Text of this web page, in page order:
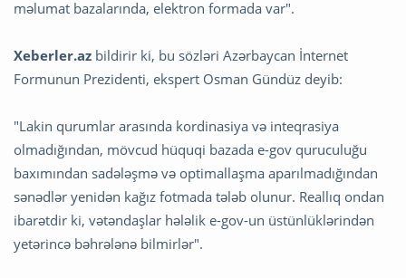
məlumat bazalarında, elektron formada var".
Xeberler.az bildirir ki, bu sözləri Azərbaycan İnternet
Formunun Prezidenti, ekspert Osman Gündüz deyib:
"Lakin qurumlar arasında kordinasiya və inteqrasiya
olmadığından, mövcud hüquqi bazada e-gov quruculuğu
baxımından sadələşmə və optimallaşma aparılmadığından
sənədlər yenidən kağız fotmada tələb olunur. Reallıq ondan
ibarətdir ki, vətəndaşlar hələlik e-gov-un üstünlüklərindən
yetərincə bəhrələnə bilmirlər".